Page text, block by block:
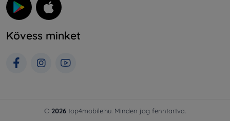
Kövess minket
© 2026 top4mobile.hu. Minden jog fenntartva.